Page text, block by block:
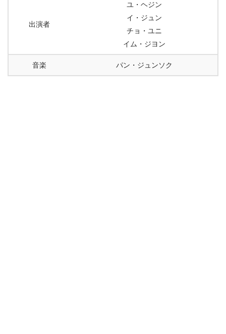
出演者
ユ・ヘジン
イ・ジュン
チョ・ユニ
イム・ジヨン
音楽 パン・ジュンソク